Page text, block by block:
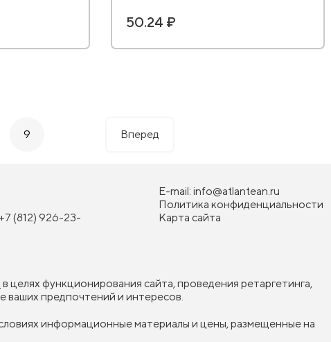
50.24 ₽
9
Вперед
(812) 926-23-
E-mail: info@atlantean.ru
Политика конфиденциальности
Карта сайта
в целях функционирования сайта, проведения ретаргетинга,
ваших предпочтений и интересов.
информационные материалы и цены, размещенные на